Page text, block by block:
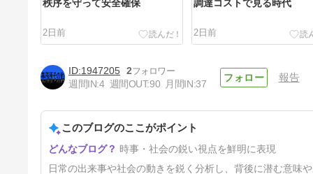
秩序を守って安全確保
2日前
調達コストで見る時代
2日前
原発も水分補給が必要
5日前
1947205 2
週間IN:4 週間OUT:90 月間IN:37
報告
このブログのここがポイント
時事・社会の鋭い視点を鮮明に表現
日常の出来事や社会の動きを鋭く分析し、背後に潜む意味